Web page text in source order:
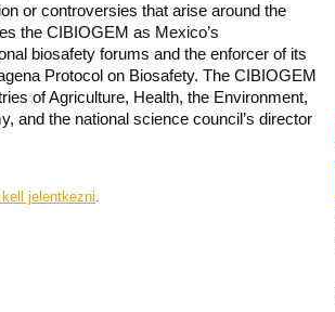
or controversies that arise around the
the CIBIOGEM as Mexico’s
biosafety forums and the enforcer of its
Protocol on Biosafety. The CIBIOGEM
of Agriculture, Health, the Environment,
and the national science council’s director
kell jelentkezni.